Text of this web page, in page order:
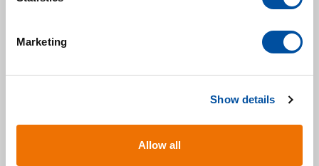
Marketing
Show details
Allow all